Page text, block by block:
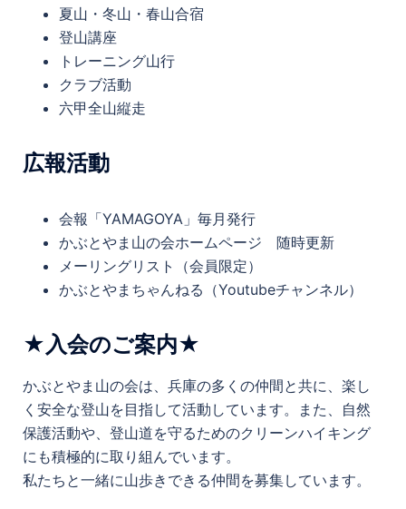
夏山・冬山・春山合宿
登山講座
トレーニング山行
クラブ活動
六甲全山縦走
広報活動
会報「YAMAGOYA」毎月発行
かぶとやま山の会ホームページ 随時更新
メーリングリスト（会員限定）
かぶとやまちゃんねる（Youtubeチャンネル）
★入会のご案内★
かぶとやま山の会は、兵庫の多くの仲間と共に、楽し
く安全な登山を目指して活動しています。また、自然
保護活動や、登山道を守るためのクリーンハイキング
にも積極的に取り組んでいます。
私たちと一緒に山歩きできる仲間を募集しています。